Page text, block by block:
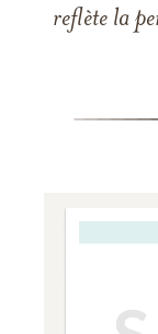
reflète la